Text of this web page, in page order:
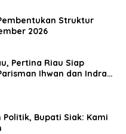
Struktur
2026
Pertina Riau Siap
Ihwan dan Indra
Politik, Bupati Siak: Kami